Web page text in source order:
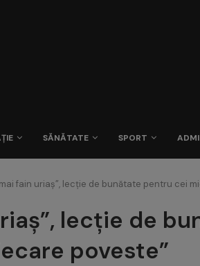
SĂNĂTATE SPORT
fain uriaș”, lecție de bunătate pentru cei
lecție de
poveste”